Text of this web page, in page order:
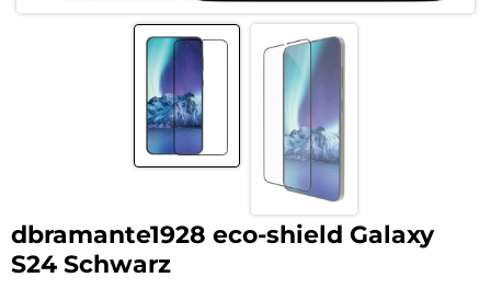
dbramante1928 eco-shield Galaxy
S24 Schwarz